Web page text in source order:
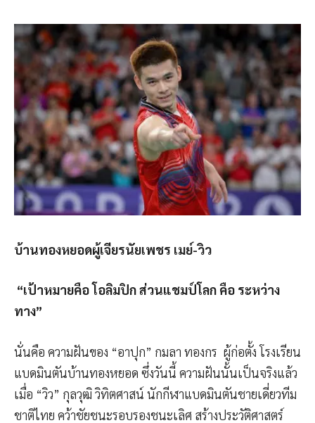
บ้านทองหยอดผู้เจียรนัยเพชร เมย์-วิว
“เป้าหมายคือ โอลิมปิก ส่วนแชมป์โลก คือ ระหว่าง
ทาง”
นั่นคือ ความฝันของ “อาปุก” กมลา ทองกร ผู้ก่อตั้ง โรงเรียน
แบดมินตันบ้านทองหยอด ซึ่งวันนี้ ความฝันนั้นเป็นจริงแล้ว
เมื่อ “วิว” กุลวุฒิ วิทิตศาสน์ นักกีฬาแบดมินตันชายเดี่ยวทีม
ชาติไทย คว้าชัยชนะรอบรองชนะเลิศ สร้างประวัติศาสตร์